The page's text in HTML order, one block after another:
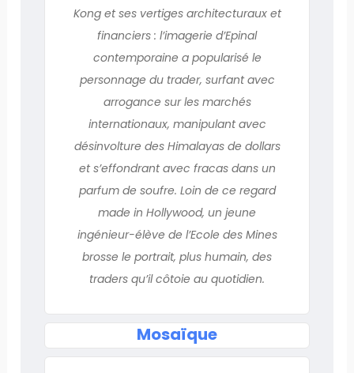
Kong et ses vertiges architecturaux et
financiers : l’imagerie d’Epinal
contemporaine a popularisé le
personnage du trader, surfant avec
arrogance sur les marchés
internationaux, manipulant avec
désinvolture des Himalayas de dollars
et s’effondrant avec fracas dans un
parfum de soufre. Loin de ce regard
made in Hollywood, un jeune
ingénieur-élève de l’Ecole des Mines
brosse le portrait, plus humain, des
traders qu’il côtoie au quotidien.
Mosaïque